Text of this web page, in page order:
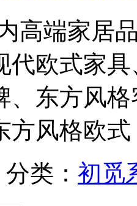
高端家居
代欧式家
、东方风
方风格欧式
分类： 初觅